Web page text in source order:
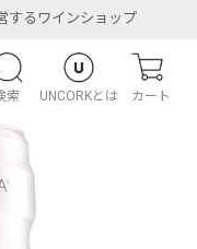
するワインショップ
索 UNCORKとは カート